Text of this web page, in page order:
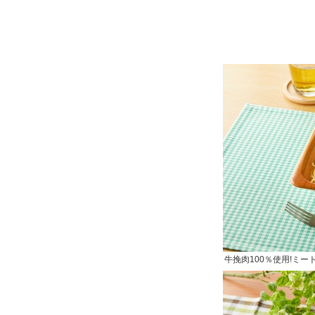
牛挽肉100％使用!ミー